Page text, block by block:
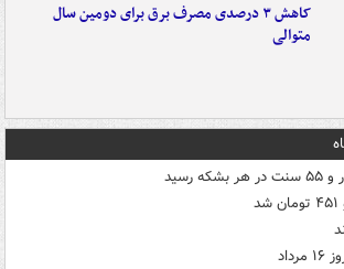
کاهش ۳ درصدی مصرف برق برای دومین سال
متوالی